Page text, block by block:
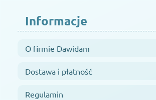
Informacje
O firmie Dawidam
Dostawa i płatność
Regulamin